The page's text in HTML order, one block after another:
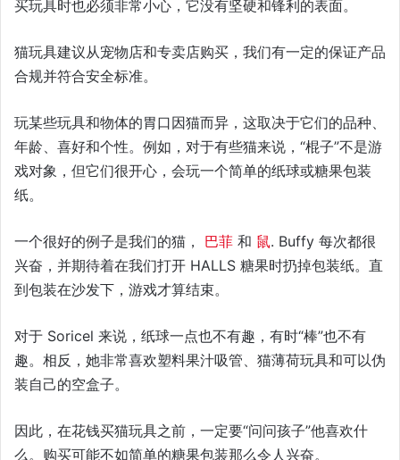
买玩具时也必须非常小心，它没有坚硬和锋利的表面。
猫玩具建议从宠物店和专卖店购买，我们有一定的保证产品
合规并符合安全标准。
玩某些玩具和物体的胃口因猫而异，这取决于它们的品种、
年龄、喜好和个性。例如，对于有些猫来说，“棍子”不是游
戏对象，但它们很开心，会玩一个简单的纸球或糖果包装
纸。
一个很好的例子是我们的猫， 巴菲 和 鼠. Buffy 每次都很
兴奋，并期待着在我们打开 HALLS 糖果时扔掉包装纸。直
到包装在沙发下，游戏才算结束。
对于 Soricel 来说，纸球一点也不有趣，有时“棒”也不有
趣。相反，她非常喜欢塑料果汁吸管、猫薄荷玩具和可以伪
装自己的空盒子。
因此，在花钱买猫玩具之前，一定要“问问孩子”他喜欢什
么。购买可能不如简单的糖果包装那么令人兴奋。